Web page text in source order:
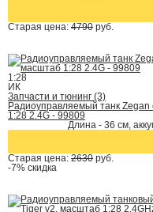
Старая цена: 4790 руб.
1:28
ИК
Запчасти и тюнинг (3)
Радиоуправляемый танк
1:28 2.4G - 99809
Длина - 36 см,
Старая цена: 2630 руб.
-7% скидка